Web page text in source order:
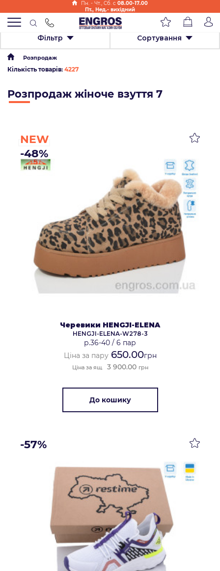
Пн. - Чт., Cб. с 08.00-17.00
Пт., Нед.- вихідний
Фільтр Сортування
Розпродаж
Кількість товарів: 4227
Розпродаж жіноче взуття 7
NEW
-48%
Черевики HENGJI-ELENA
HENGJI-ELENA-W278-3
р.36-40 / 6 пар
Ціна за пару650.00грн
Ціна за ящ. 3 900.00 грн
До кошику
-57%